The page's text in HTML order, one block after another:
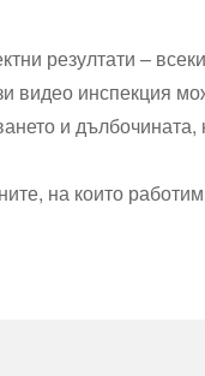
резултати –
видео инспекция
и дълбочината,
на които